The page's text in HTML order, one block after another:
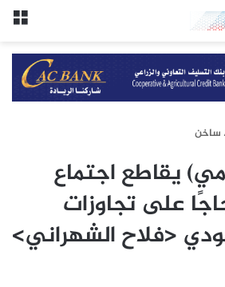
ساخن
يقاطع اجتماع
على تجاوزات
<فلاح الشهراني>